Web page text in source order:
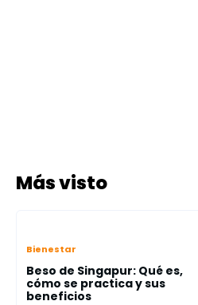
Más visto
Bienestar
Beso de Singapur: Qué es,
cómo se practica y sus
beneficios